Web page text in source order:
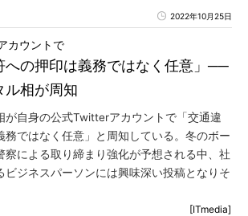
2022年10月25日
への押印は義務ではなく任意」──
ル相が周知
カウントで
が自身の公式Twitterアカウントで「交通違
務ではなく任意」と周知している。冬のボー
察による取り締まり強化が予想される中、社
ビジネスパーソンには興味深い投稿となりそ
[ITmedia]